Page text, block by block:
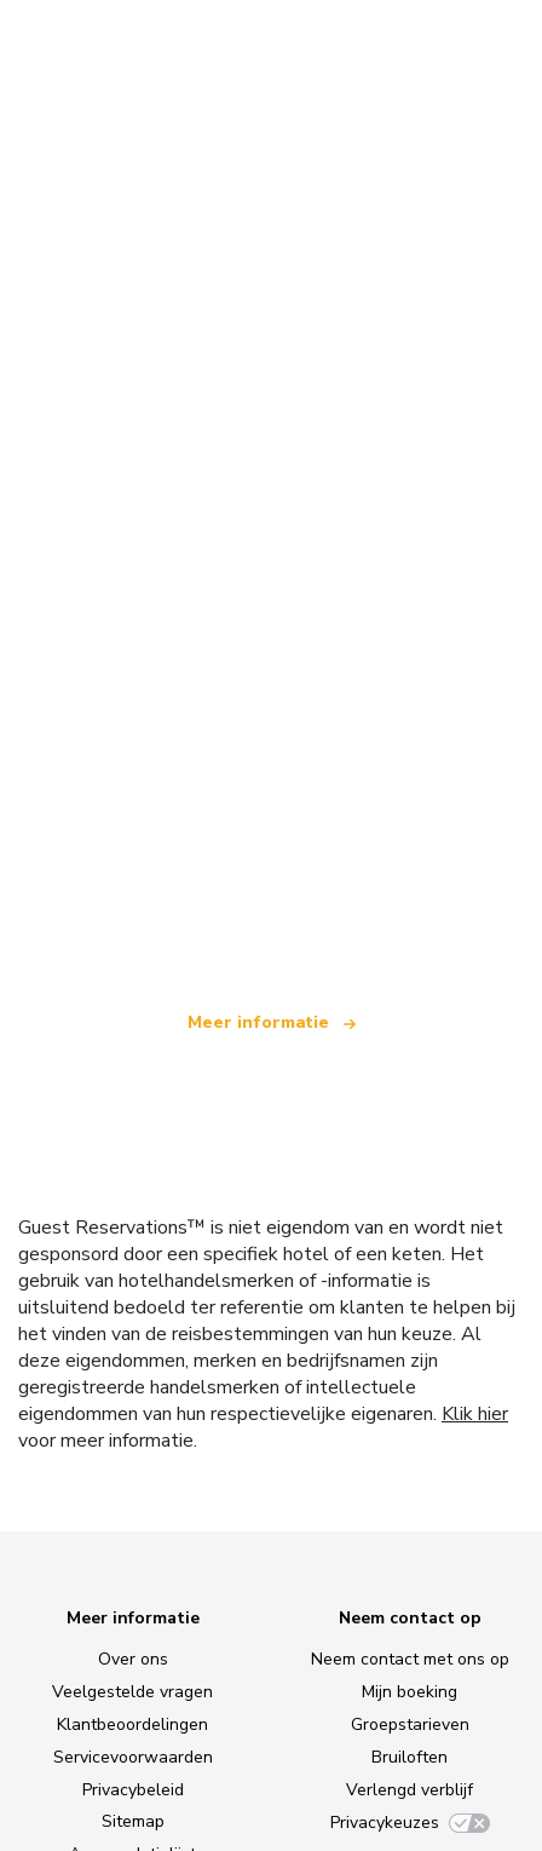
Meer informatie
Guest Reservations™ is niet eigendom van en wordt niet
gesponsord door een specifiek hotel of een keten. Het
gebruik van hotelhandelsmerken of -informatie is
uitsluitend bedoeld ter referentie om klanten te helpen bij
het vinden van de reisbestemmingen van hun keuze. Al
deze eigendommen, merken en bedrijfsnamen zijn
geregistreerde handelsmerken of intellectuele
eigendommen van hun respectievelijke eigenaren. Klik hier
voor meer informatie.
Meer informatie
Over ons
Veelgestelde vragen
Klantbeoordelingen
Servicevoorwaarden
Privacybeleid
Sitemap
Neem contact op
Neem contact met ons op
Mijn boeking
Groepstarieven
Bruiloften
Verlengd verblijf
Privacykeuzes